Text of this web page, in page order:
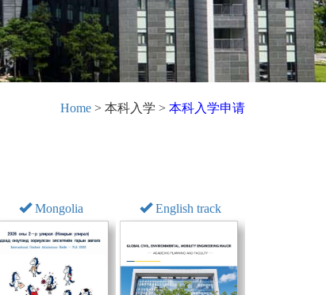
Home > 本科入学 > 本科入学申请
Mongolia English track